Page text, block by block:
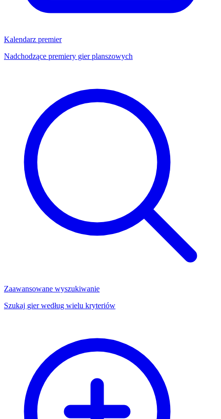
Kalendarz premier
Nadchodzące premiery gier planszowych
Zaawansowane wyszukiwanie
Szukaj gier według wielu kryteriów